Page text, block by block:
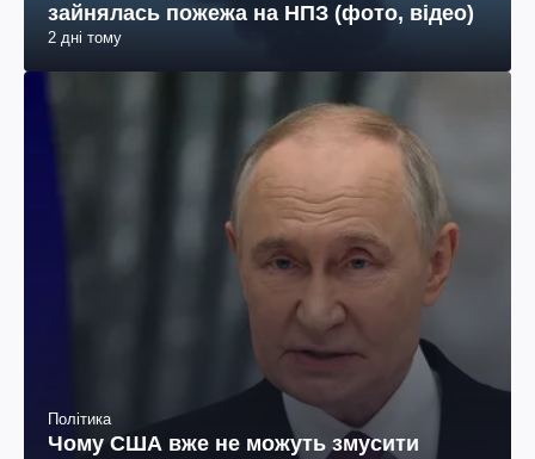
зайнялась пожежа на НПЗ (фото, відео)
2 дні тому
Політика
Чому США вже не можуть змусити